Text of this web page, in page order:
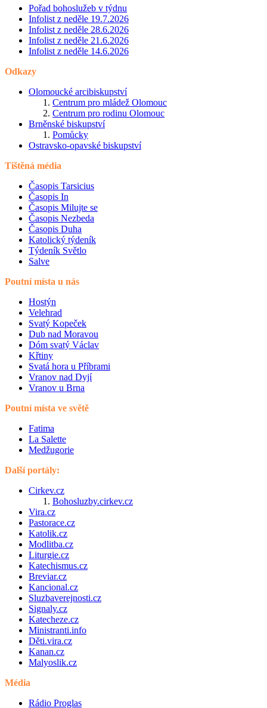
Pořad bohoslužeb v týdnu
Infolist z neděle 19.7.2026
Infolist z neděle 28.6.2026
Infolist z neděle 21.6.2026
Infolist z neděle 14.6.2026
Odkazy
Olomoucké arcibiskupství
Centrum pro mládež Olomouc
Centrum pro rodinu Olomouc
Brněnské biskupství
Pomůcky
Ostravsko-opavské biskupství
Tištěná média
Časopis Tarsicius
Časopis In
Časopis Milujte se
Časopis Nezbeda
Časopis Duha
Katolický týdeník
Týdeník Světlo
Salve
Poutní místa u nás
Hostýn
Velehrad
Svatý Kopeček
Dub nad Moravou
Dóm svatý Václav
Křtiny
Svatá hora u Příbrami
Vranov nad Dyjí
Vranov u Brna
Poutní místa ve světě
Fatima
La Salette
Medžugorie
Další portály:
Cirkev.cz
Bohosluzby.cirkev.cz
Vira.cz
Pastorace.cz
Katolik.cz
Modlitba.cz
Liturgie.cz
Katechismus.cz
Breviar.cz
Kancional.cz
Sluzbaverejnosti.cz
Signaly.cz
Katecheze.cz
Ministranti.info
Děti.vira.cz
Kanan.cz
Malyoslik.cz
Média
Rádio Proglas